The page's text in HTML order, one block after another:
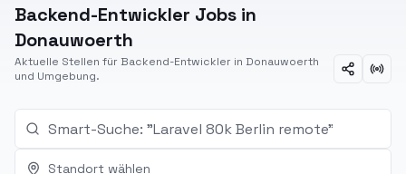
Backend-Entwickler Jobs in
Donauwoerth
Aktuelle Stellen für Backend-Entwickler in Donauwoerth
und Umgebung.
Standort wählen